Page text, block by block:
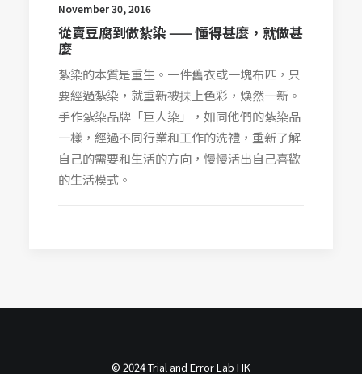
November 30, 2016
從賣豆腐到做紮染 —— 懂得甚麼，就做甚
麼
紮染的本質是重生。一件舊衣或一塊布匹，只
要經過紮染，就重新被抺上色彩，煥然一新。
手作紮染品牌「巨人染」，如同他們的紮染品
一樣，經過不同行業和工作的洗禮，重新了解
自己的需要和生活的方向，慢慢活出自己喜歡
的生活模式。
© 2024 Trial and Error Lab HK